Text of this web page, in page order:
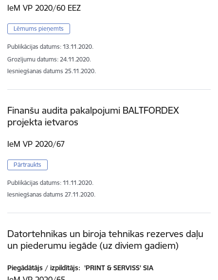
IeM VP 2020/60 EEZ
Lēmums pieņemts
Publikācijas datums: 13.11.2020.
Grozījumu datums: 24.11.2020.
Iesniegšanas datums 25.11.2020.
Finanšu audita pakalpojumi BALTFORDEX
projekta ietvaros
IeM VP 2020/67
Pārtraukts
Publikācijas datums: 11.11.2020.
Iesniegšanas datums 27.11.2020.
Datortehnikas un biroja tehnikas rezerves daļu
un piederumu iegāde (uz diviem gadiem)
Piegādātājs / izpildītājs: 'PRINT & SERVISS' SIA